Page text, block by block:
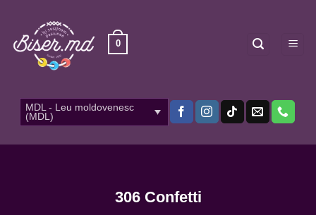
content
0
MDL - Leu moldovenesc
(MDL)
306 Confetti